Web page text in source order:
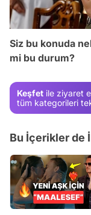
Siz bu konuda
mi bu durum?
Keşfet ile ziyaret
tüm kategorileri
Bu İçerikler de